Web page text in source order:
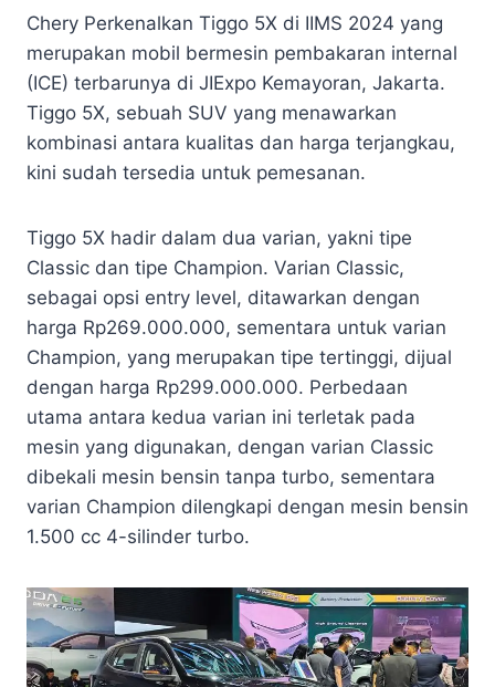
Chery Perkenalkan Tiggo 5X di IIMS 2024 yang
merupakan mobil bermesin pembakaran internal
(ICE) terbarunya di JIExpo Kemayoran, Jakarta.
Tiggo 5X, sebuah SUV yang menawarkan
kombinasi antara kualitas dan harga terjangkau,
kini sudah tersedia untuk pemesanan.
Tiggo 5X hadir dalam dua varian, yakni tipe
Classic dan tipe Champion. Varian Classic,
sebagai opsi entry level, ditawarkan dengan
harga Rp269.000.000, sementara untuk varian
Champion, yang merupakan tipe tertinggi, dijual
dengan harga Rp299.000.000. Perbedaan
utama antara kedua varian ini terletak pada
mesin yang digunakan, dengan varian Classic
dibekali mesin bensin tanpa turbo, sementara
varian Champion dilengkapi dengan mesin bensin
1.500 cc 4-silinder turbo.